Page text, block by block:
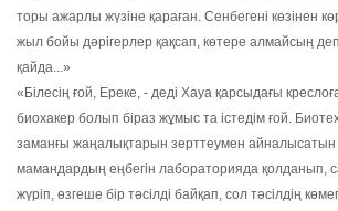
торы ажарлы жүзіне қараған. Сенбегені көзінен
жыл бойы дәрігерлер қақсап, көтере алмайсың
қайда...»
«Білесің ғой, Ереке, - деді Хауа қарсыдағы
биохакер болып біраз жұмыс та істедім ғой.
заманғы жаңалықтарын зерттеумен айналысатын
мамандардың еңбегін лабораторияда қолданып,
жүріп, өзгеше бір тәсілді байқап, сол тәсілдің